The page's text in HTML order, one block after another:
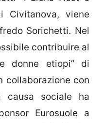
Civitanova, viene
Sorichetti. Nel
contribuire al
donne etiopi” di
collaborazione con
causa sociale ha
Eurosuole a